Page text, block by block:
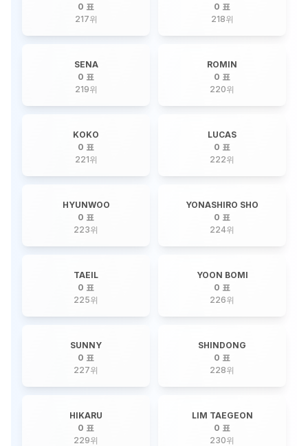
0 표
217위
0 표
218위
SENA
0 표
219위
ROMIN
0 표
220위
KOKO
0 표
221위
LUCAS
0 표
222위
HYUNWOO
0 표
223위
YONASHIRO SHO
0 표
224위
TAEIL
0 표
225위
YOON BOMI
0 표
226위
SUNNY
0 표
227위
SHINDONG
0 표
228위
HIKARU
0 표
229위
LIM TAEGEON
0 표
230위